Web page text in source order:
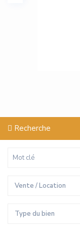
Recherche
Vente / Location
Type du bien